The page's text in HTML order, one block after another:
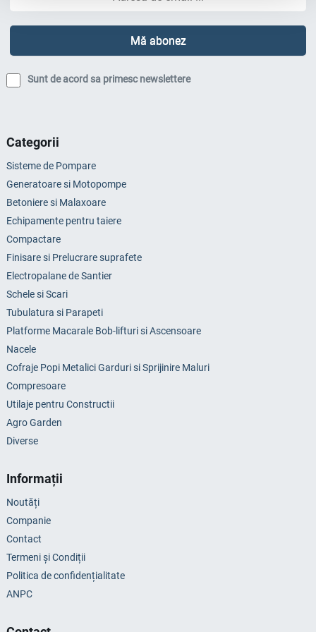
Sunt de acord sa primesc newslettere
Categorii
Sisteme de Pompare
Generatoare si Motopompe
Betoniere si Malaxoare
Echipamente pentru taiere
Compactare
Finisare si Prelucrare suprafete
Electropalane de Santier
Schele si Scari
Tubulatura si Parapeti
Platforme Macarale Bob-lifturi si Ascensoare
Nacele
Cofraje Popi Metalici Garduri si Sprijinire Maluri
Compresoare
Utilaje pentru Constructii
Agro Garden
Diverse
Informații
Noutăți
Companie
Contact
Termeni și Condiții
Politica de confidențialitate
ANPC